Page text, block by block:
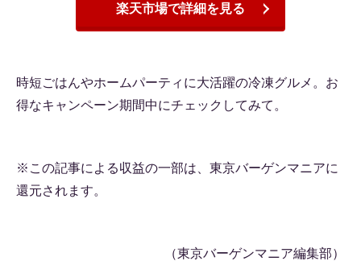
楽天市場で詳細を見る
時短ごはんやホームパーティに大活躍の冷凍グルメ。お
得なキャンペーン期間中にチェックしてみて。
※この記事による収益の一部は、東京バーゲンマニアに
還元されます。
（東京バーゲンマニア編集部）